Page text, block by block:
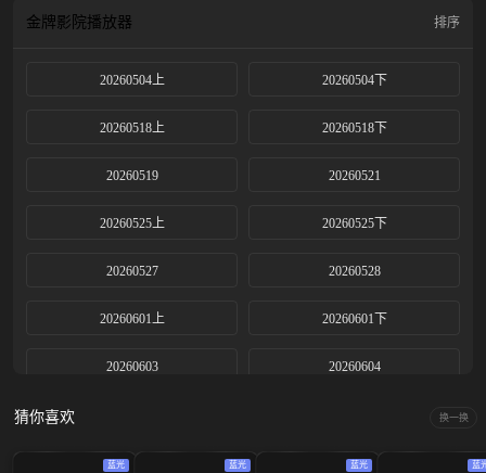
金牌影院播放器 排序
20260504上 20260504下
20260518上 20260518下
20260519 20260521
20260525上 20260525下
20260527 20260528
20260601上 20260601下
20260603 20260604
20260608下 20260610
猜你喜欢 换一换
蓝光 蓝光 蓝光 蓝